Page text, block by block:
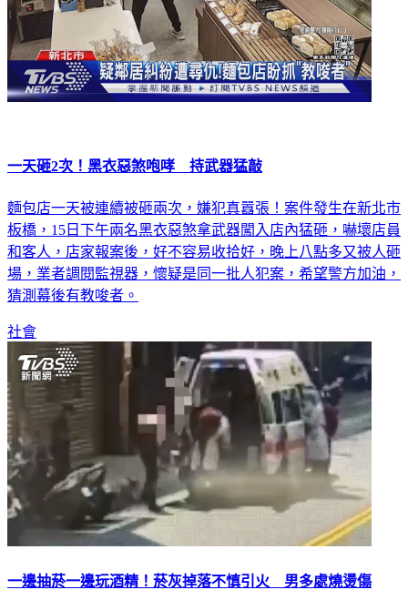
一天砸2次！黑衣惡煞咆哮 持武器猛敲
麵包店一天被連續被砸兩次，嫌犯真囂張！案件發生在新北市
板橋，15日下午兩名黑衣惡煞拿武器闖入店內猛砸，嚇壞店員
和客人，店家報案後，好不容易收拾好，晚上八點多又被人砸
場，業者調閱監視器，懷疑是同一批人犯案，希望警方加油，
猜測幕後有教唆者。
社會
一邊抽菸一邊玩酒精！菸灰掉落不慎引火 男多處燒燙傷